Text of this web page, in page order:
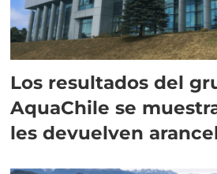
Los resultados del
AquaChile se
les devuelven